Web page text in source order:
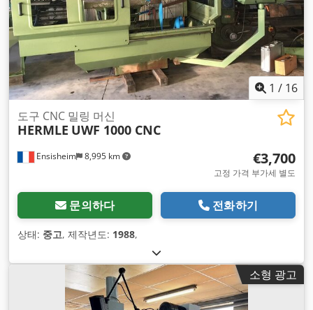
1 / 16
Ensisheim 8,995 km
도구 CNC 밀링 머신
HERMLE UWF 1000 CNC
€3,700
고정 가격 부가세 별도
문의하다 전화하기
상태: 중고, 제작년도: 1988,
소형 광고